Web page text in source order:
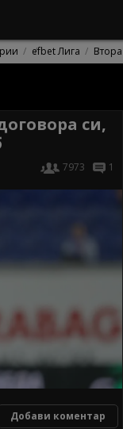
efbet Лига
си,
7973 1
Добави коментар